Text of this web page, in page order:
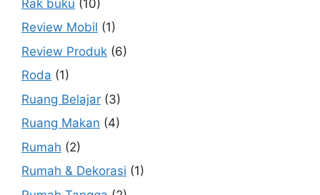
Rak buku (10)
Review Mobil (1)
Review Produk (6)
Roda (1)
Ruang Belajar (3)
Ruang Makan (4)
Rumah (2)
Rumah & Dekorasi (1)